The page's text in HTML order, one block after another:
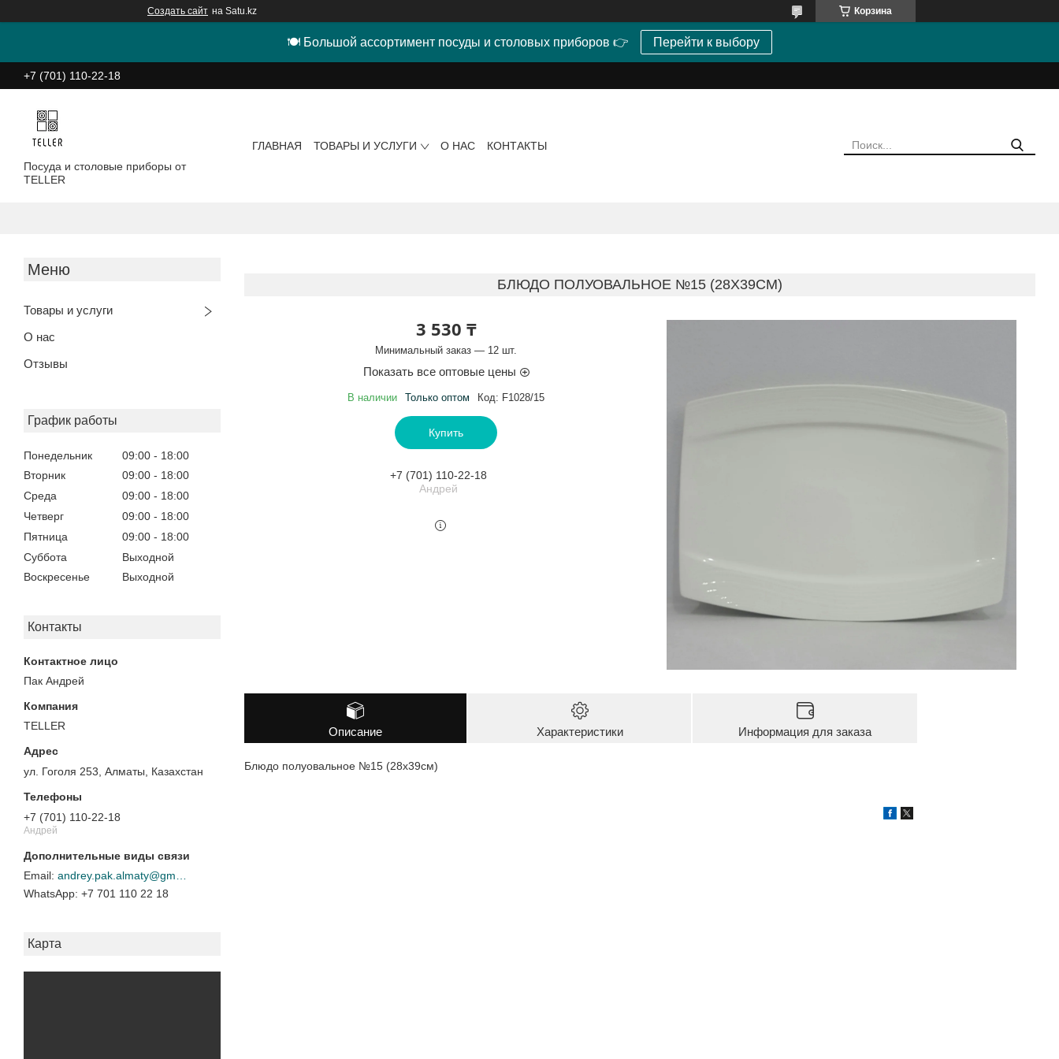
Создать сайт на Satu.kz Корзина
🍽 Большой ассортимент посуды и столовых приборов 👉 Перейти к выбору
+7 (701) 110-22-18
Посуда и столовые приборы от
TELLER
ГЛАВНАЯ ТОВАРЫ И УСЛУГИ О НАС КОНТАКТЫ
Товары и услуги
О нас
Отзывы
График работы
Понедельник 09:00
18:00
Вторник
09:00
18:00
Среда
09:00
18:00
Четверг
09:00
18:00
Пятница
09:00
18:00
Суббота
Выходной
Воскресенье
Выходной
Контакты
Пак Андрей
TELLER
ул. Гоголя 253, Алматы, Казахстан
+7 (701) 110-22-18
Андрей
+7 701 110 22 18
Карта
БЛЮДО ПОЛУОВАЛЬНОЕ №15 (28Х39СМ)
3 530 ₸
Минимальный заказ — 12 шт.
Показать все оптовые цены
В наличии Только оптом Код: F1028/15
Купить
+7 (701) 110-22-18
Андрей
Описание Характеристики Информация для заказа
Блюдо полуовальное №15 (28х39см)